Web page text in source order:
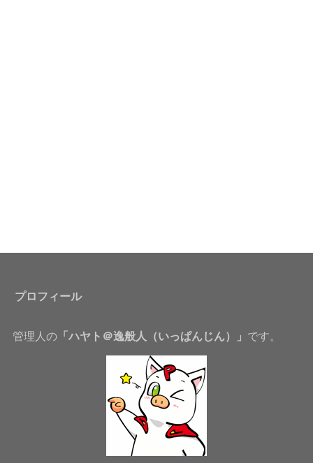
プロフィール
管理人の「ハヤト＠逸般人（いっぱんじん）」 です。